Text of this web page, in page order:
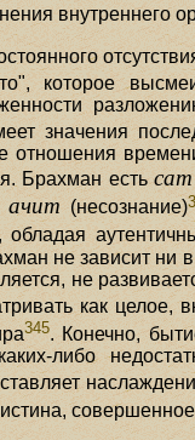
внутреннего
которое
значения
отношения
Брахман естьсат
ачит (несознание)
не зависит
не
как
345. Конечно,
либо